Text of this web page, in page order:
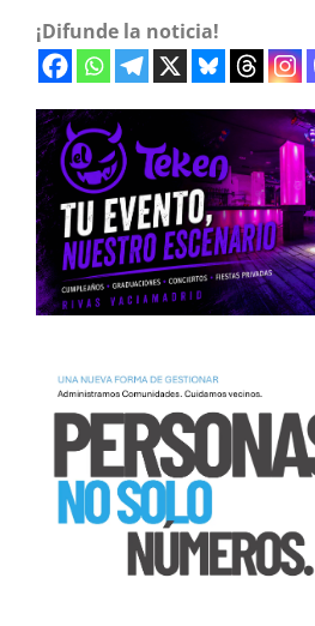
¡Difunde la noticia!